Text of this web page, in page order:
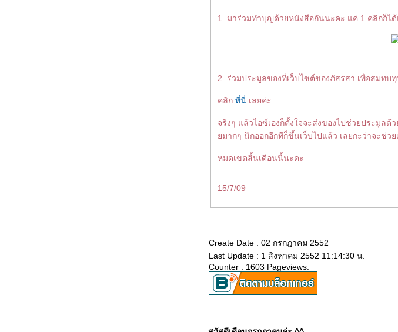
1. มาร่วมทำบุญด้วยหนังสือกันนะคะ แค่ 1 คลิกก็ได้
2. ร่วมประมูลของที่เว็บไซต์ของภัสรสา เพื่อสมท
คลิก ที่นี่เลยค่ะ
จริงๆ แล้วไอซ์เองก็ตั้งใจจะส่งของไปช่วยประมูล
มากๆ นึกออกอีกทีก็ขึ้นเว็บไปแล้ว เลยกะว่าจะช่ว
หมดเขตสิ้นเดือนนี้นะคะ
15/7/09
Create Date : 02 กรกฎาคม 2552
Last Update : 1 สิงหาคม 2552 11:14:30 น.
Counter : 1603 Pageviews.